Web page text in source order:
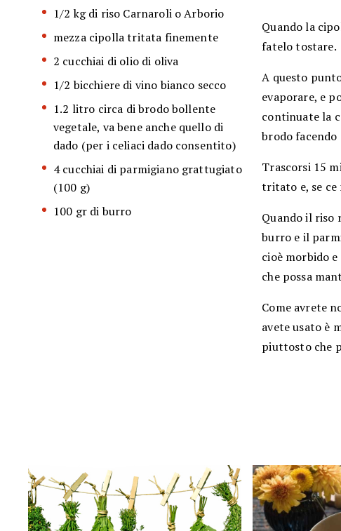
1/2 kg di riso Carnaroli o Arborio
mezza cipolla tritata finemente
2 cucchiai di olio di oliva
1/2 bicchiere di vino bianco secco
1.2 litro circa di brodo bollente
vegetale, va bene anche quello di
dado (per i celiaci dado consentito)
4 cucchiai di parmigiano grattugiato
(100 g)
100 gr di burro
Quando la
fatelo tostare.
A questo
evaporare, e
continuate la
brodo
Trascorsi 15
tritato e, se ce
Quando il riso
burro e il
cioè morbido
che possa
Come avrete
avete usato è
piuttosto che